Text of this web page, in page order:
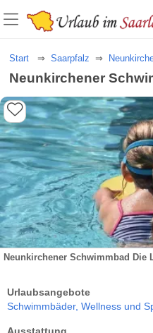
Start Saarpfalz
Neunkirchener
Neunkirchener Schwimmbad Die
Urlaubsangebote
Schwimmbäder, Wellness und